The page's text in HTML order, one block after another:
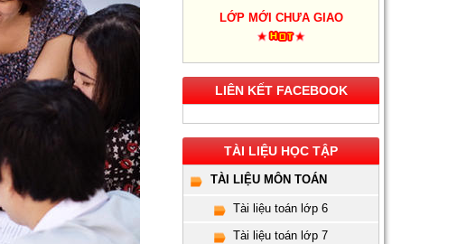
LỚP MỚI CHƯA GIAO
LIÊN KẾT FACEBOOK
TÀI LIỆU HỌC TẬP
TÀI LIỆU MÔN TOÁN
Tài liệu toán lớp 6
Tài liệu toán lớp 7
Gia Sư Luyện Thi IELTS
Cấp Tốc - Lộ Trình Đạt
Band 6.0-8.0 Trong 2-4
Tháng
Gia sư luyện thi TOEIC -
Phương pháp đạt 900+
điểm nhanh nhất
Gia Sư Piano Cho Trẻ
Em Tại HCM
Cho Sinh Viên: Hướng